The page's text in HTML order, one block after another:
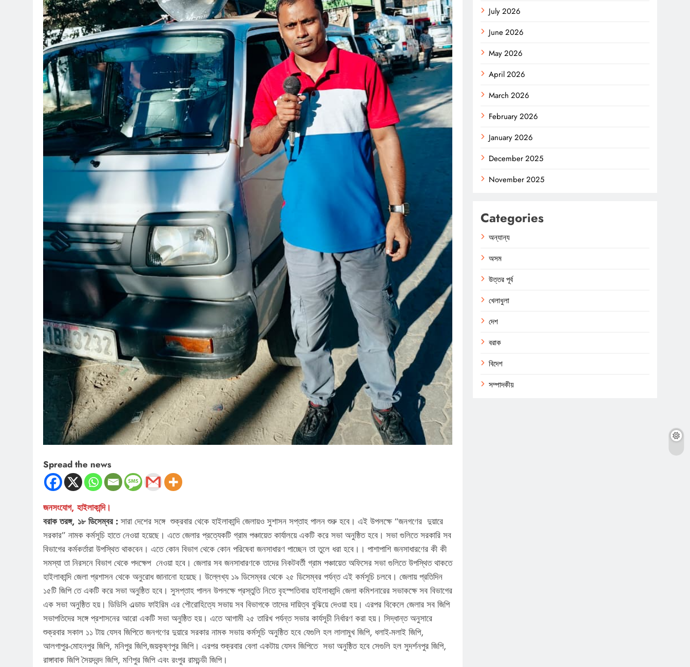
Spread the news
জনসংযোগ, হাইলাকান্দি।
বরাক তরঙ্গ, ১৮ ডিসেম্বর : সারা দেশের সঙ্গে শুক্রবার থেকে হাইলাকান্দি জেলায়ও সুশাসন সপ্তাহ পালন শুরু হবে। এই উপলক্ষে “জনগণের দুয়ারে
সরকার” নামক কর্মসূচি হাতে নেওয়া হয়েছে। এতে জেলার প্রত্যেকটি গ্রাম পঞ্চায়েত কার্যালয়ে একটি করে সভা অনুষ্ঠিত হবে। সভা গুলিতে সরকারি সব
বিভাগের কর্মকর্তারা উপস্থিত থাকবেন। এতে কোন বিভাগ থেকে কোন পরিষেবা জনসাধারণ পাচ্ছেন তা তুলে ধরা হবে।। পাশাপাশি জনসাধারণের কী কী
সমস্যা তা নিরসনে বিভাগ থেকে পদক্ষেপ নেওয়া হবে। জেলার সব জনসাধারণকে তাদের নিকটবর্তী গ্রাম পঞ্চায়েত অফিসের‌ সভা গুলিতে উপস্থিত থাকতে
হাইলাকান্দি জেলা প্রশাসন থেকে অনুরোধ জানানো হয়েছে। উল্লেখ্য ১৯ ডিসেম্বর থেকে ২৫ ডিসেম্বর পর্যন্ত এই কর্মসূচি চলবে। জেলায় প্রতিদিন
১৫টি জিপি তে একটি করে সভা অনুষ্ঠিত হবে। সুসপ্তাহ পালন উপলক্ষে প্রস্তুতি নিতে বৃহস্পতিবার হাইলাকান্দি জেলা কমিশনারের সভাকক্ষে সব বিভাগের
এক সভা অনুষ্ঠিত হয়। ডিডিসি এল্ডাড ফাইরিম এর পৌরোহিত্যে সভায় সব বিভাগকে তাদের দায়িত্ব বুঝিয়ে দেওয়া হয়। এরপর বিকেলে জেলার সব জিপি
সভাপতিদের সঙ্গে প্রশাসনের আরো একটি সভা অনুষ্ঠিত হয়। এতে আগামী ২৫ তারিখ পর্যন্ত সভার কার্যসূচী নির্ধারণ করা হয়। সিদ্ধান্ত অনুসারে
শুক্রবার সকাল ১১ টায় যেসব জিপিতে জনগণের দুয়ারে সরকার নামক সভায় কর্মসূচি অনুষ্ঠিত হবে যেগুলি হল লালামুখ জিপি, ধলাই-মলাই জিপি,
আলগাপুর-মোহনপুর জিপি, মনিপুর জিপি,জয়কৃষ্ণপুর জিপি। এরপর শুক্রবার বেলা একটায় যেসব জিপিতে সভা অনুষ্ঠিত হবে সেগুলি হল সুদর্শনপুর জিপি,
রাঙ্গাবাক জিপি সৈয়দবন্দ জিপি, মণিপুর জিপি এবং রংপুর রামচন্ডী জিপি।
July 2026
June 2026
May 2026
April 2026
March 2026
February 2026
January 2026
December 2025
November 2025
Categories
অন্যান্য
অসম
উত্তর পূর্ব
খেলাধুলা
দেশ
বরাক
বিদেশ
সম্পাদকীয়